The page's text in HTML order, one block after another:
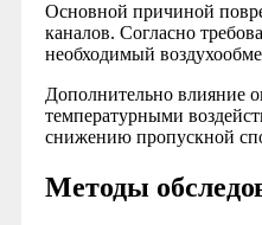
Основной причиной
каналов. Согласно
необходимый
Дополнительно влияние
температурными
снижению пропускной
Методы